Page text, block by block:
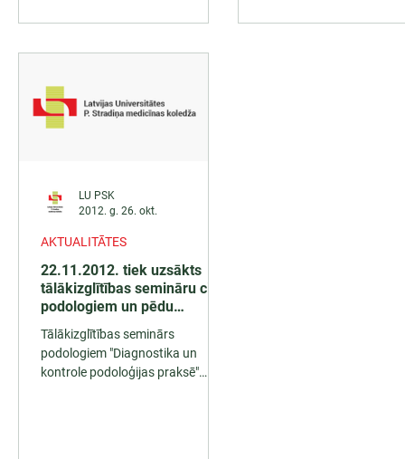
22.11.2012. tiek uzsākts
tālākizglītības semināru cikls
podologiem un pēdu
aprūpes speciālistiem.
Tālākizglītības seminārs
podologiem "Diagnostika un
kontrole podoloģijas praksē"
AKTUALITĀTES
LU PSK
2012. g. 26. okt.